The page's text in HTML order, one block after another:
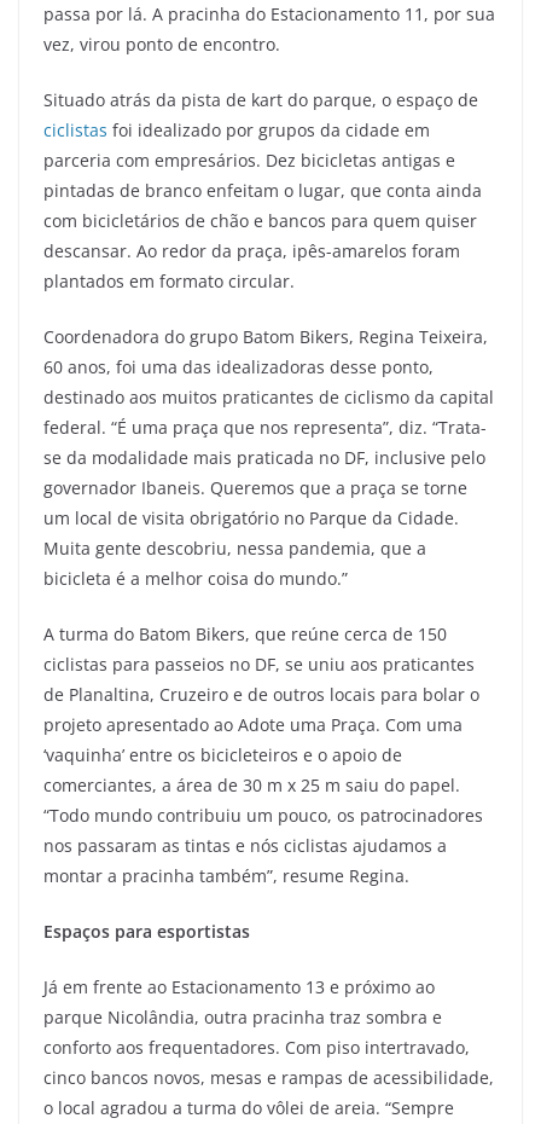
passa por lá. A pracinha do Estacionamento 11, por sua
vez, virou ponto de encontro.
Situado atrás da pista de kart do parque, o espaço de
ciclistas foi idealizado por grupos da cidade em
parceria com empresários. Dez bicicletas antigas e
pintadas de branco enfeitam o lugar, que conta ainda
com bicicletários de chão e bancos para quem quiser
descansar. Ao redor da praça, ipês-amarelos foram
plantados em formato circular.
Coordenadora do grupo Batom Bikers, Regina Teixeira,
60 anos, foi uma das idealizadoras desse ponto,
destinado aos muitos praticantes de ciclismo da capital
federal. “É uma praça que nos representa”, diz. “Trata-
se da modalidade mais praticada no DF, inclusive pelo
governador Ibaneis. Queremos que a praça se torne
um local de visita obrigatório no Parque da Cidade.
Muita gente descobriu, nessa pandemia, que a
bicicleta é a melhor coisa do mundo.”
A turma do Batom Bikers, que reúne cerca de 150
ciclistas para passeios no DF, se uniu aos praticantes
de Planaltina, Cruzeiro e de outros locais para bolar o
projeto apresentado ao Adote uma Praça. Com uma
‘vaquinha’ entre os bicicleteiros e o apoio de
comerciantes, a área de 30 m x 25 m saiu do papel.
“Todo mundo contribuiu um pouco, os patrocinadores
nos passaram as tintas e nós ciclistas ajudamos a
montar a pracinha também”, resume Regina.
Espaços para esportistas
Já em frente ao Estacionamento 13 e próximo ao
parque Nicolândia, outra pracinha traz sombra e
conforto aos frequentadores. Com piso intertravado,
cinco bancos novos, mesas e rampas de acessibilidade,
o local agradou a turma do vôlei de areia. “Sempre